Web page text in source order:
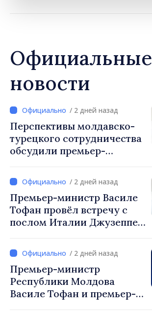
Официальные
новости
/ 2 дней назад
Перспективы молдавско-
турецкого сотрудничества
обсудили премьер-
посол Турции Уйгар
Мустафа Сертел/ 2 дней назад
Премьер-министр Василе
Тофан провёл встречу с
послом Италии Джузеппе
/ 2 дней назад
Премьер-министр
Республики Молдова
Василе Тофан и премьер-